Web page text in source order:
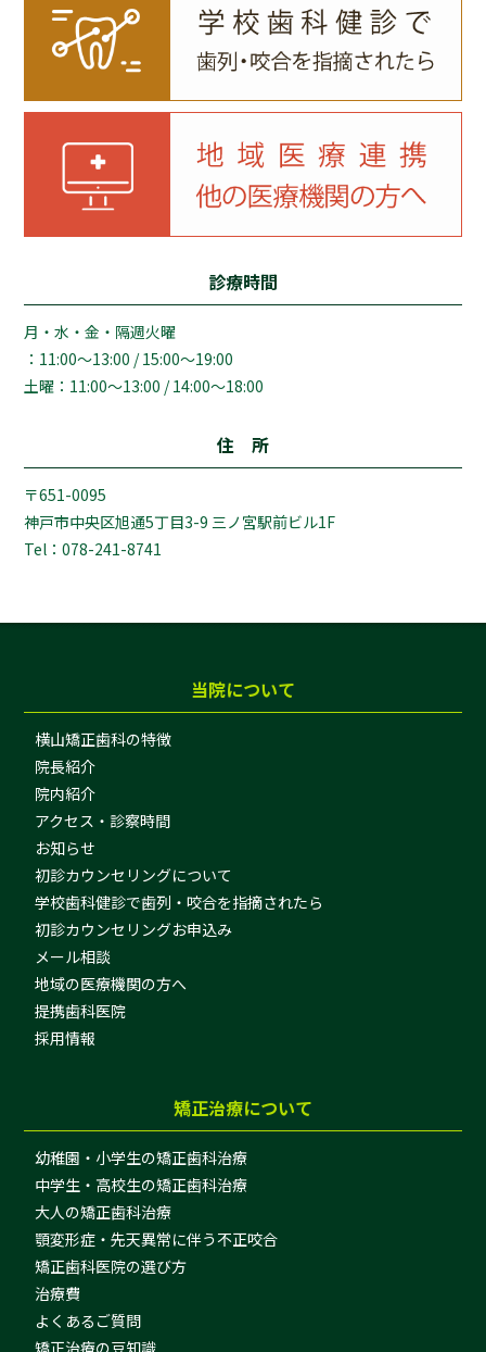
診療時間
月・水・金・隔週火曜
：11:00～13:00 / 15:00～19:00
土曜：11:00～13:00 / 14:00～18:00
住 所
〒651-0095
神戸市中央区旭通5丁目3-9 三ノ宮駅前ビル1F
Tel：078-241-8741
当院について
横山矯正歯科の特徴
院長紹介
院内紹介
アクセス・診察時間
お知らせ
初診カウンセリングについて
学校歯科健診で歯列・咬合を指摘されたら
初診カウンセリングお申込み
メール相談
地域の医療機関の方へ
提携歯科医院
採用情報
矯正治療について
幼稚園・小学生の矯正歯科治療
中学生・高校生の矯正歯科治療
大人の矯正歯科治療
顎変形症・先天異常に伴う不正咬合
矯正歯科医院の選び方
治療費
よくあるご質問